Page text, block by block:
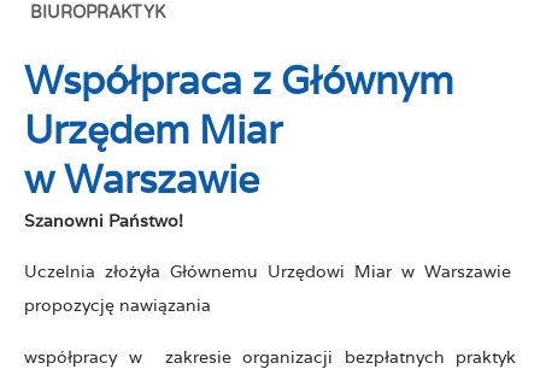
BIUROPRAKTYK
Współpraca z Głównym
Urzędem Miar
w Warszawie
Szanowni Państwo!
Uczelnia złożyła Głównemu Urzędowi Miar w Warszawie
propozycję nawiązania
współpracy w zakresie organizacji bezpłatnych praktyk